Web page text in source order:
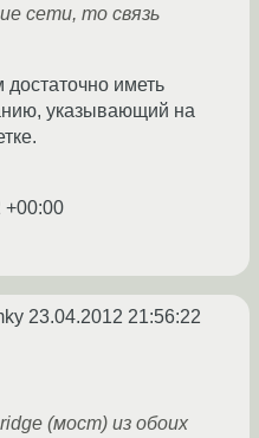
сети, то связь
иметь
указывающий на
+00:00
23.04.2012 21:56:22
(мост) из обоих